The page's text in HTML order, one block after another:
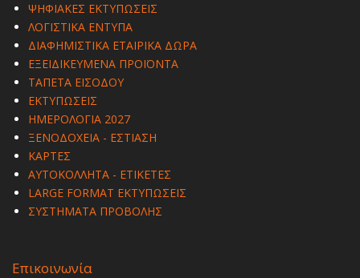
ΨΗΦΙΑΚΕΣ ΕΚΤΥΠΩΣΕΙΣ
ΛΟΓΙΣΤΙΚΑ ΕΝΤΥΠΑ
ΔΙΑΦΗΜΙΣΤΙΚΑ ΕΤΑΙΡΙΚΑ ΔΩΡΑ
ΕΞΕΙΔΙΚΕΥΜΕΝΑ ΠΡΟΪΟΝΤΑ
ΤΑΠΕΤΑ ΕΙΣΟΔΟΥ
ΕΚΤΥΠΩΣΕΙΣ
ΗΜΕΡΟΛΟΓΙΑ 2027
ΞΕΝΟΔΟΧΕΙΑ - ΕΣΤΙΑΣΗ
ΚΑΡΤΕΣ
ΑΥΤΟΚΟΛΛΗΤΑ - ΕΤΙΚΕΤΕΣ
LARGE FORMAT ΕΚΤΥΠΩΣΕΙΣ
ΣΥΣΤΗΜΑΤΑ ΠΡΟΒΟΛΗΣ
Επικοινωνία